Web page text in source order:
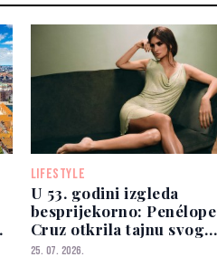
LIFESTYLE
U 53. godini izgleda
besprijekorno: Penélope
Cruz otkrila tajnu svog
izgleda
25. 07. 2026.